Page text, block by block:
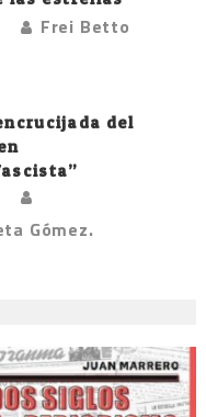
Frei Betto
del
Gómez.